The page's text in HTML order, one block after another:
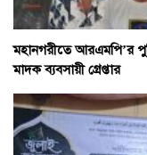
মহানগরীতে আরএমপি’র
মাদক ব্যবসায়ী গ্রেপ্তার